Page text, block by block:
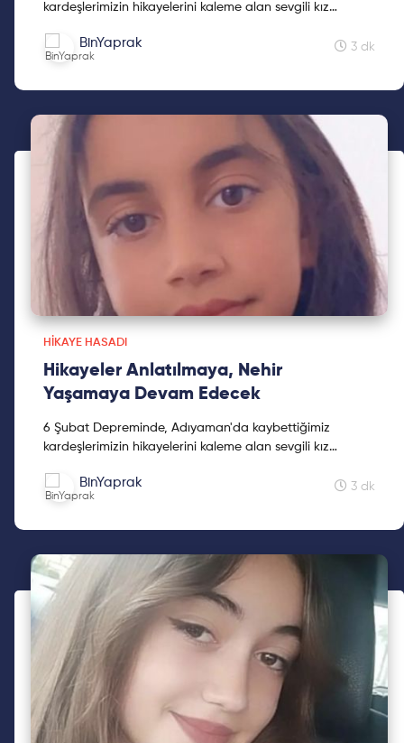
kardeşlerimizin hikayelerini kaleme alan sevgili kız
BinYaprak 3 dk
HIKAYE HASADI
Hikayeler Anlatılmaya, Nehir
Yaşamaya Devam Edecek
6 Şubat Depreminde, Adıyaman'da kaybettiğimiz
kardeşlerimizin hikayelerini kaleme alan sevgili kız
BinYaprak 3 dk